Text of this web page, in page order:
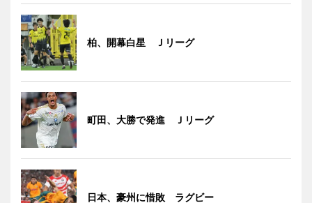
柏、開幕白星 Ｊリーグ
町田、大勝で発進 Ｊリーグ
日本、豪州に惜敗 ラグビー